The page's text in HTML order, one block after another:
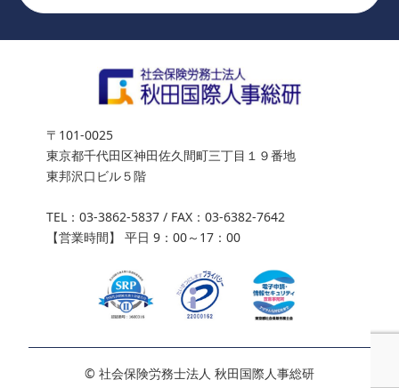
03-3862-5837
平日 9：00～17：00
土日祝・お盆・年末年始除く
お問い合わせ
〒101-0025
東京都千代田区神田佐久間町三丁目１９番地
東邦沢口ビル５階
TEL： 03-3862-5837 / FAX：03-6382-7642
【営業時間】 平日 9：00～17：00
© 社会保険労務士法人 秋田国際人事総研